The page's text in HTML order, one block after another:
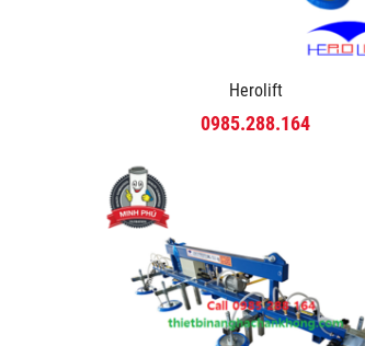
Herolift
0985.288.164